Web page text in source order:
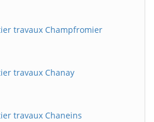
travaux Champfromier
travaux Chanay
travaux Chaneins